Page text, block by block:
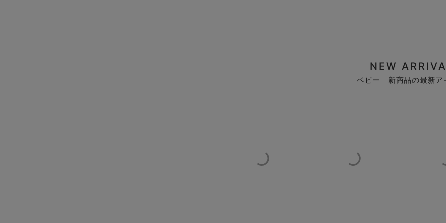
NEW
ベビー｜新商品の最新ア